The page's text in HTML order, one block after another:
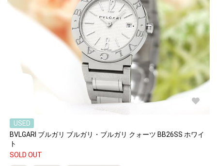
USED
BVLGARI ブルガリ ブルガリ・ブルガリ クォーツ BB26SS ホワイ
ト
SOLD OUT